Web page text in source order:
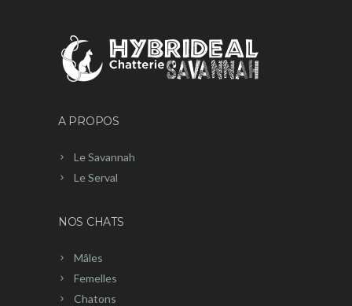
A PROPOS
Le Savannah
Le Serval
NOS CHATS
Mâles
Femelles
Chatons